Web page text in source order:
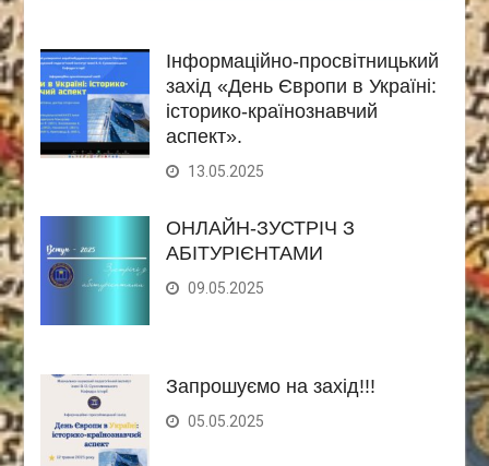
Інформаційно-просвітницький
захід «День Європи в Україні:
історико-країнознавчий
аспект».
13.05.2025
ОНЛАЙН-ЗУСТРІЧ З
АБІТУРІЄНТАМИ
09.05.2025
Запрошуємо на захід!!!
05.05.2025